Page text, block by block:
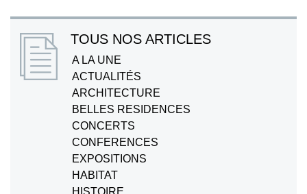
TOUS NOS ARTICLES
A LA UNE
ACTUALITÉS
ARCHITECTURE
BELLES RESIDENCES
CONCERTS
CONFERENCES
EXPOSITIONS
HABITAT